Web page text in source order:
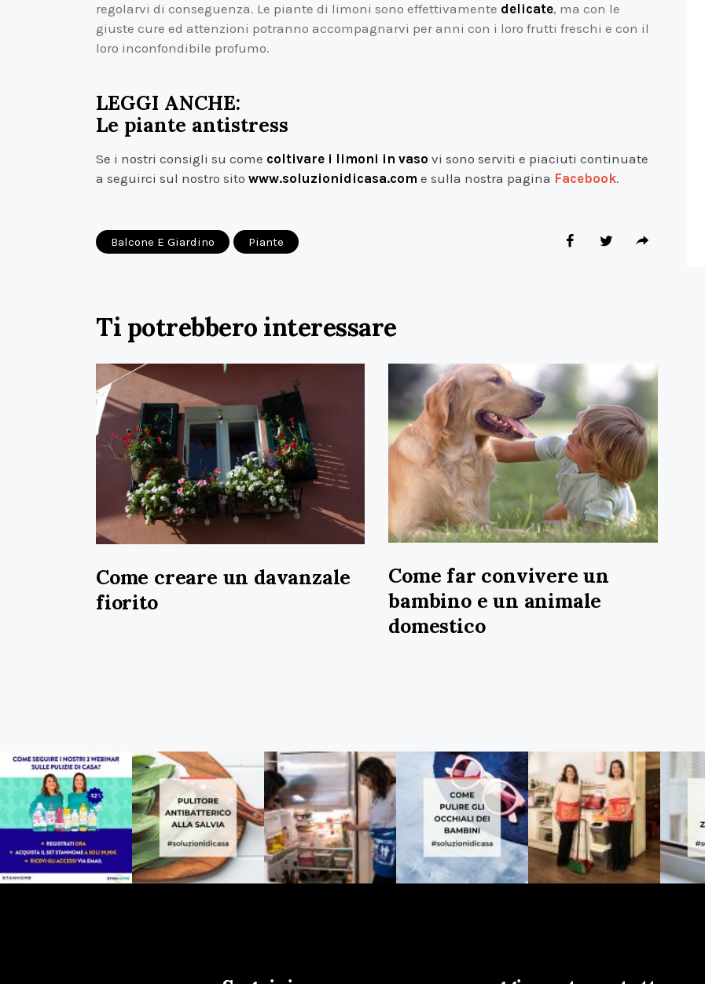
regolarvi di conseguenza. Le piante di limoni sono effettivamente delicate, ma con le
giuste cure ed attenzioni potranno accompagnarvi per anni con i loro frutti freschi e con il
loro inconfondibile profumo.
LEGGI ANCHE:
Le piante antistress
Se i nostri consigli su come coltivare i limoni in vaso vi sono serviti e piaciuti continuate
a seguirci sul nostro sito www.soluzionidicasa.com e sulla nostra pagina Facebook.
Balcone E Giardino Piante
Ti potrebbero interessare
Come creare un davanzale
fiorito
Come far convivere un
bambino e un animale
domestico